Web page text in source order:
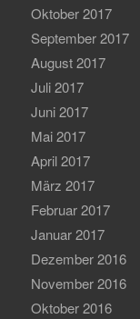
Oktober 2017
September 2017
August 2017
Juli 2017
Juni 2017
Mai 2017
April 2017
März 2017
Februar 2017
Januar 2017
Dezember 2016
November 2016
Oktober 2016